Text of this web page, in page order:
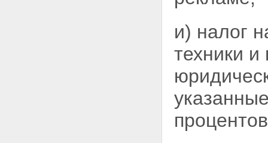
и) налог
техники